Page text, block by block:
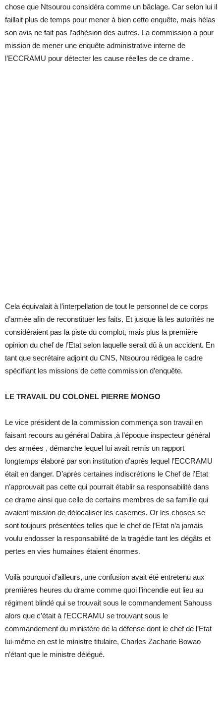
chose que Ntsourou considéra comme un bâclage. Car selon lui il
faillait plus de temps pour mener à bien cette enquête, mais hélas
son avis ne fait pas l’adhésion des autres. La commission a pour
mission de mener une enquête administrative interne de
l’ECCRAMU pour détecter les cause réelles de ce drame .
Cela équivalait à l’interpellation de tout le personnel de ce corps
d’armée afin de reconstituer les faits. Et jusque là les autorités ne
considéraient pas la piste du complot, mais plus la première
opinion du chef de l’Etat selon laquelle serait dû à un accident. En
tant que secrétaire adjoint du CNS, Ntsourou rédigea le cadre
spécifiant les missions de cette commission d’enquête.
LE TRAVAIL DU COLONEL PIERRE MONGO
Le vice président de la commission commença son travail en
faisant recours au général Dabira ,à l’époque inspecteur général
des armées , démarche lequel lui avait remis un rapport
longtemps élaboré par son institution d’après lequel l’ECCRAMU
était en danger. D’après certaines indiscrétions le Chef de l’Etat
n’approuvait pas cette qui pourrait établir sa responsabilité dans
ce drame ainsi que celle de certains membres de sa famille qui
avaient mission de délocaliser les casernes. Or les choses se
sont toujours présentées telles que le chef de l’Etat n’a jamais
voulu endosser la responsabilité de la tragédie tant les dégâts et
pertes en vies humaines étaient énormes.
Voilà pourquoi d’ailleurs, une confusion avait été entretenu aux
premières heures du drame comme quoi l’incendie eut lieu au
régiment blindé qui se trouvait sous le commandement Sahouss
alors que c’était à l’ECCRAMU se trouvant sous le
commandement du ministère de la défense dont le chef de l’Etat
lui-même en est le ministre titulaire, Charles Zacharie Bowao
n’étant que le ministre délégué.